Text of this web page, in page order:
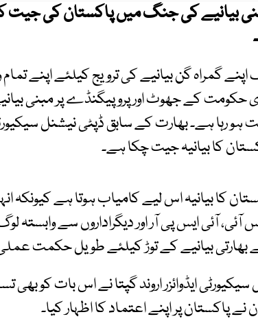
بیانیے کی جنگ میں پاکستان کی جیت
گمراہ گن بیانیے کی ترویج کیلئے اپنے تمام
حکومت کے جھوٹ اور پروپیگنڈے پر مبنی
رہا ہے۔ بھارت کے سابق ڈپٹی نیشنل سیکیورٹی
کا بیانیہ جیت چکا ہے۔
کا بیانیہ اس لیے کامیاب ہوتا ہے کیونکہ
آئی ایس پی آر اور دیگراداروں سے وابستہ
نے بھارتی بیانیے کے توڑ کیلئے طویل حکمت
ایڈوائزر اروند گپتا نے اس بات کو بھی
پاکستان پر اپنے اعتماد کا اظہار کیا۔